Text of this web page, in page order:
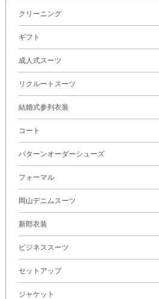
クリーニング
ギフト
成人式スーツ
リクルートスーツ
結婚式参列衣装
コート
パターンオーダーシューズ
フォーマル
岡山デニムスーツ
新郎衣装
ビジネススーツ
セットアップ
ジャケット